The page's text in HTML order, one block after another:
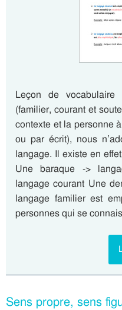
Leçon de
(familier, courant et
contexte et la personne
ou par écrit), nous
langage. Il existe en
Une baraque ->
langage courant Une
langage familier est
personnes qui se
Sens propre, sens